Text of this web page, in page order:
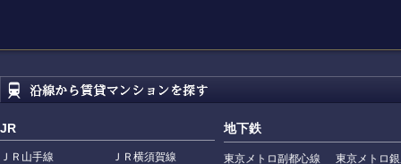
JR
ＪＲ山手線
ＪＲ横須賀線
地下鉄
東京メトロ副都心線
東京メトロ